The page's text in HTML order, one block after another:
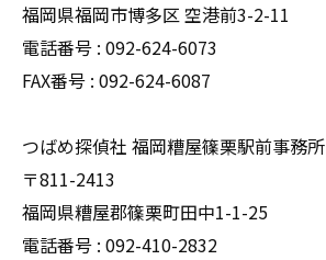
福岡県福岡市博多区 空港前3-2-11
電話番号 : 092-624-6073
FAX番号 : 092-624-6087
つばめ探偵社 福岡糟屋篠栗駅前事務所
〒811-2413
福岡県糟屋郡篠栗町田中1-1-25
電話番号 : 092-410-2832